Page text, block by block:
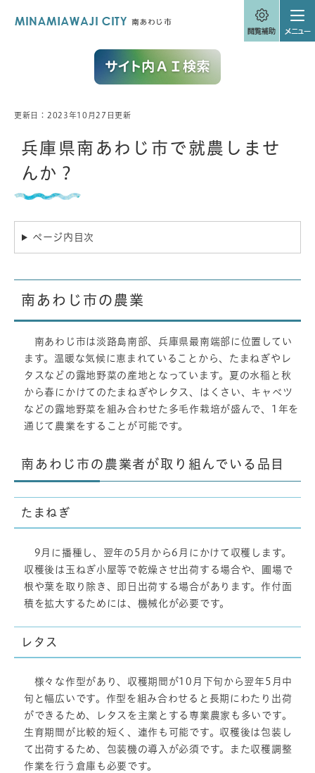
本
更新日：2023年10月27日更新
兵庫県南あわじ市で就農しませ
んか？
ページ内目次
南あわじ市の農業
南あわじ市は淡路島南部、兵庫県最南端部に位置してい
ます。温暖な気候に恵まれていることから、たまねぎやレ
タスなどの露地野菜の産地となっています。夏の水稲と秋
から春にかけてのたまねぎやレタス、はくさい、キャベツ
などの露地野菜を組み合わせた多毛作栽培が盛んで、1年を
通じて農業をすることが可能です。
南あわじ市の農業者が取り組んでいる品目
たまねぎ
9月に播種し、翌年の5月から6月にかけて収穫します。
収穫後は玉ねぎ小屋等で乾燥させ出荷する場合や、圃場で
根や葉を取り除き、即日出荷する場合があります。作付面
積を拡大するためには、機械化が必要です。
レタス
様々な作型があり、収穫期間が10月下旬から翌年5月中
旬と幅広いです。作型を組み合わせると長期にわたり出荷
ができるため、レタスを主業とする専業農家も多いです。
生育期間が比較的短く、連作も可能です。収穫後は包装し
て出荷するため、包装機の導入が必須です。また収穫調整
作業を行う倉庫も必要です。